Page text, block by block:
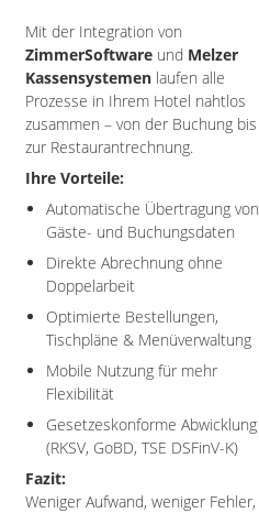
Mit der Integration von
ZimmerSoftware und Melzer
Kassensystemen laufen alle
Prozesse in Ihrem Hotel nahtlos
zusammen – von der Buchung bis
zur Restaurantrechnung.
Ihre Vorteile:
Automatische Übertragung von
Gäste- und Buchungsdaten
Direkte Abrechnung ohne
Doppelarbeit
Optimierte Bestellungen,
Tischpläne & Menüverwaltung
Mobile Nutzung für mehr
Flexibilität
Gesetzeskonforme Abwicklung
(RKSV, GoBD, TSE DSFinV-K)
Fazit:
Weniger Aufwand, weniger Fehler,